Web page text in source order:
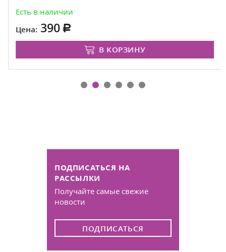
Есть в наличии
Цена:
390
В КОРЗИНУ
ПОДПИСАТЬСЯ НА
РАССЫЛКИ
Получайте самые свежие
новости
ПОДПИСАТЬСЯ